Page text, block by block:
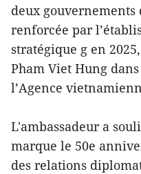
deux
renforcée par
stratégique g en
Pham Viet Hung
l’Agence
L'ambassadeur a
marque le 50e
des relations